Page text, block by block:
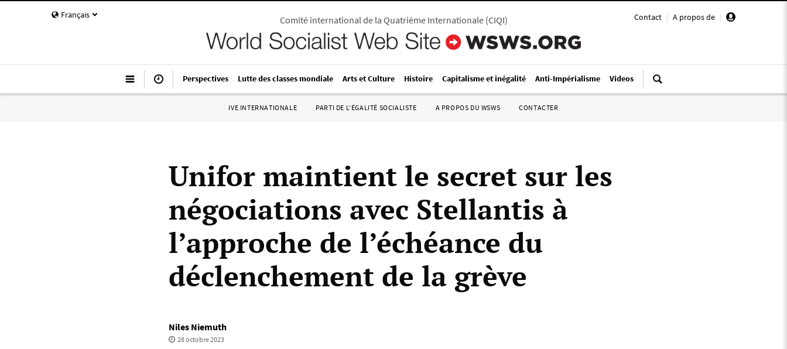
Français Contact | A propos de |
Comité international de la Quatrième Internationale(CIQI)
Perspectives Lutte des classes mondiale Arts et Culture Histoire Capitalisme et inégalité Anti-Impérialisme Videos
IVE INTERNATIONALE PARTI DE L’ÉGALITÉ SOCIALISTE A PROPOS DU WSWS CONTACTER
Unifor maintient le secret sur les
négociations avec Stellantis à
l’approche de l’échéance du
déclenchement de la grève
Niles Niemuth
28 octobre 2023